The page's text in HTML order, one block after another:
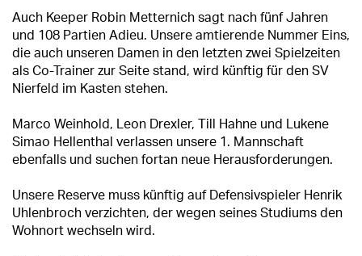
Auch Keeper Robin Metternich sagt nach fünf Jahren
und 108 Partien Adieu. Unsere amtierende Nummer Eins,
die auch unseren Damen in den letzten zwei Spielzeiten
als Co-Trainer zur Seite stand, wird künftig für den SV
Nierfeld im Kasten stehen.
Marco Weinhold, Leon Drexler, Till Hahne und Lukene
Simao Hellenthal verlassen unsere 1. Mannschaft
ebenfalls und suchen fortan neue Herausforderungen.
Unsere Reserve muss künftig auf Defensivspieler Henrik
Uhlenbroch verzichten, der wegen seines Studiums den
Wohnort wechseln wird.